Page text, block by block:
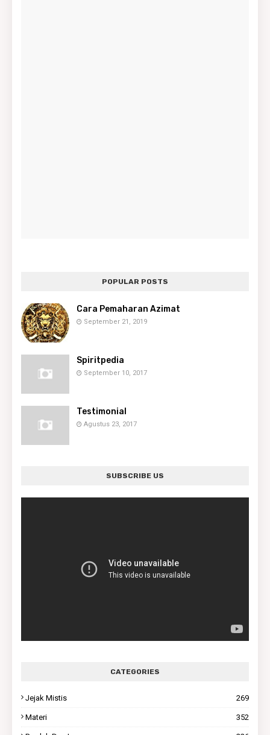
POPULAR POSTS
Cara Pemaharan Azimat
September 21, 2019
Spiritpedia
September 10, 2017
Testimonial
Agustus 23, 2017
SUBSCRIBE US
CATEGORIES
Jejak Mistis 269
Materi 352